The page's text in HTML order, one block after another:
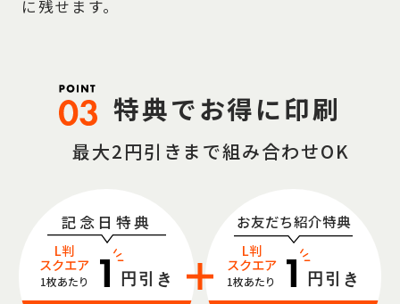
に残せます。
特典でお得に印刷
最大2円引きまで組み合わせOK
記念日特典
L判
スクエア
1枚あたり 円引き
お友だち紹介特典
L判
スクエア
1枚あたり 円引き